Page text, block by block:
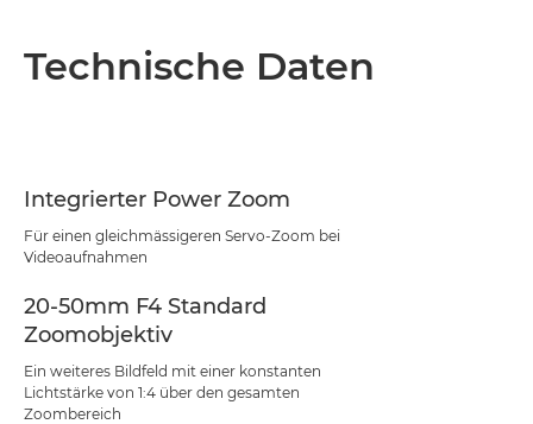
Technische Daten
Integrierter Power Zoom
Für einen gleichmässigeren Servo-Zoom bei
Videoaufnahmen
20-50mm F4 Standard
Zoomobjektiv
Ein weiteres Bildfeld mit einer konstanten
Lichtstärke von 1:4 über den gesamten
Zoombereich